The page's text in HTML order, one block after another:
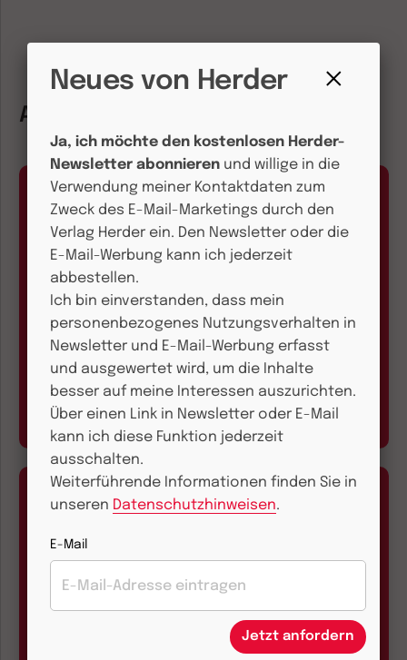
Autorinnen und Autoren
Kundenservice und
Bestellhotline
+49 761 2717300
Montag bis Freitag 9.00 bis 17.00 Uhr
E-Mail und Onlineservice
kundenservice@herder.de
Wir freuen uns über Ihre Nachricht.
Neues von Herder
Ja, ich möchte den kostenlosen Herder-
Newsletter abonnieren und willige in die
Verwendung meiner Kontaktdaten zum
Zweck des E-Mail-Marketings durch den
Verlag Herder ein. Den Newsletter oder die
E-Mail-Werbung kann ich jederzeit
abbestellen.
Ich bin einverstanden, dass mein
personenbezogenes Nutzungsverhalten in
Newsletter und E-Mail-Werbung erfasst
und ausgewertet wird, um die Inhalte
besser auf meine Interessen auszurichten.
Über einen Link in Newsletter oder E-Mail
kann ich diese Funktion jederzeit
ausschalten.
Weiterführende Informationen finden Sie in
unseren Datenschutzhinweisen.
E-Mail
Jetzt anfordern